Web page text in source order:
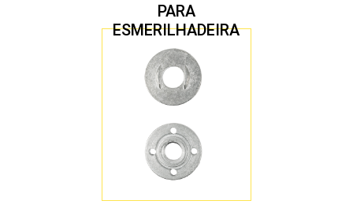
PARA
ESMERILHADEIRA
4.1/2″ 22,23 MM